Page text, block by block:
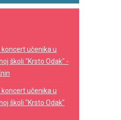
koncert učenika u
školi "Krsto Odak" -
koncert učenika u
školi "Krsto Odak"